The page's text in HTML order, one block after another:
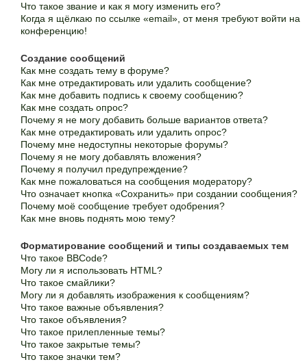
Что такое звание и как я могу изменить его?
Когда я щёлкаю по ссылке «email», от меня требуют войти на
конференцию!
Создание сообщений
Как мне создать тему в форуме?
Как мне отредактировать или удалить сообщение?
Как мне добавить подпись к своему сообщению?
Как мне создать опрос?
Почему я не могу добавить больше вариантов ответа?
Как мне отредактировать или удалить опрос?
Почему мне недоступны некоторые форумы?
Почему я не могу добавлять вложения?
Почему я получил предупреждение?
Как мне пожаловаться на сообщения модератору?
Что означает кнопка «Сохранить» при создании сообщения?
Почему моё сообщение требует одобрения?
Как мне вновь поднять мою тему?
Форматирование сообщений и типы создаваемых тем
Что такое BBCode?
Могу ли я использовать HTML?
Что такое смайлики?
Могу ли я добавлять изображения к сообщениям?
Что такое важные объявления?
Что такое объявления?
Что такое прилепленные темы?
Что такое закрытые темы?
Что такое значки тем?